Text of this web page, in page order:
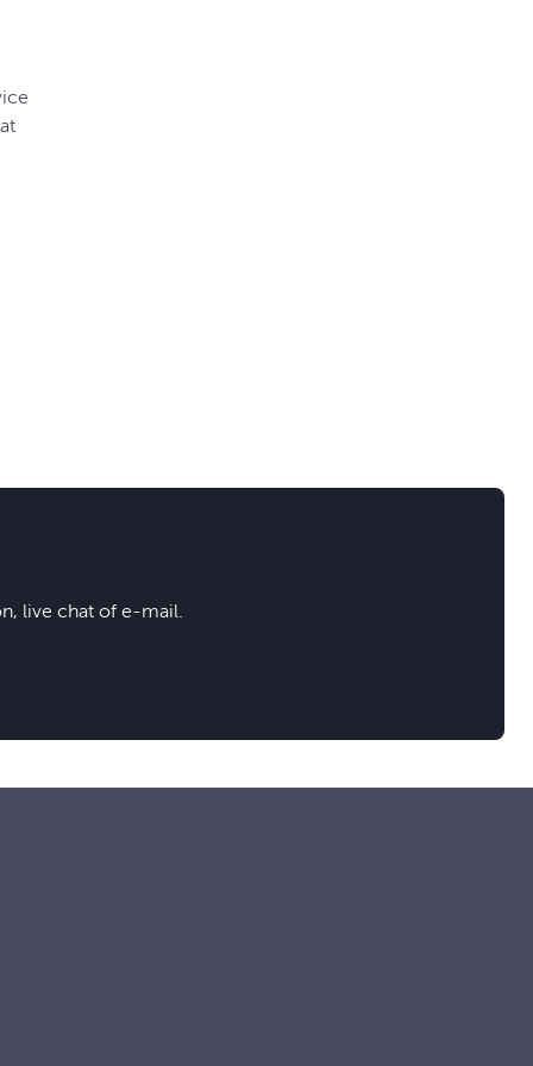
live chat of e-mail.